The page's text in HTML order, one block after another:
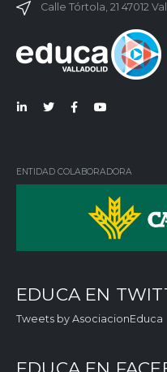
Calle Tórtola, 21 47012
ENTIDAD COLABORADORA
EDUCA EN
Tweets by AsociacionEduca